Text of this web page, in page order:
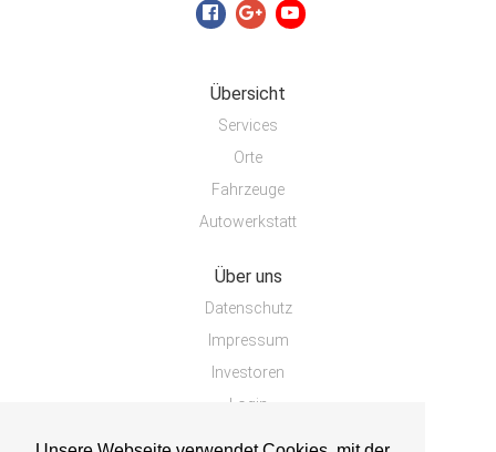
Übersicht
Services
Orte
Fahrzeuge
Autowerkstatt
Über uns
Datenschutz
Impressum
Investoren
Login